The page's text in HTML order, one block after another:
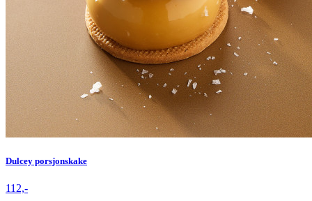
Dulcey porsjonskake
112,-